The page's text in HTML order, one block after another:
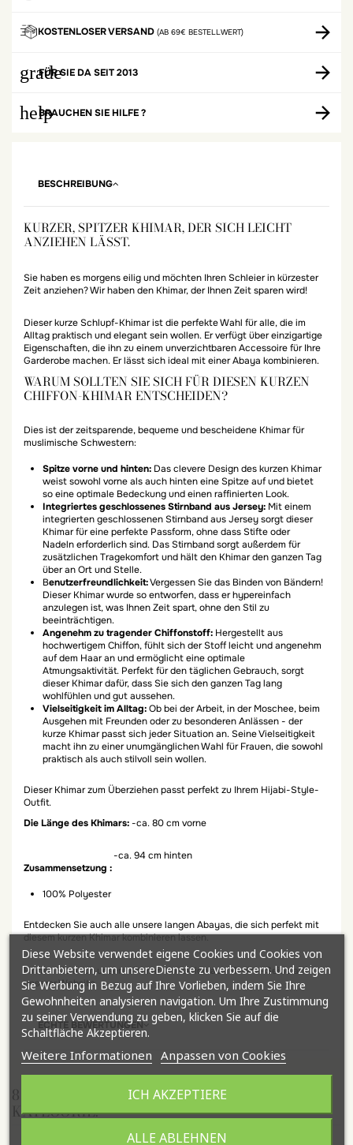
KOSTENLOSER VERSAND (AB 69€ BESTELLWERT)
grade
FÜR SIE DA SEIT 2013
helpBRAUCHEN SIE HILFE ?
BESCHREIBUNG
KURZER, SPITZER KHIMAR, DER SICH LEICHT
ANZIEHEN LÄSST.
Sie haben es morgens eilig und möchten Ihren Schleier in kürzester
Zeit anziehen? Wir haben den Khimar, der Ihnen Zeit sparen wird!
Dieser kurze Schlupf-Khimar ist die perfekte Wahl für alle, die im
Alltag praktisch und elegant sein wollen. Er verfügt über einzigartige
Eigenschaften, die ihn zu einem unverzichtbaren Accessoire für Ihre
Garderobe machen. Er lässt sich ideal mit einer Abaya kombinieren.
WARUM SOLLTEN SIE SICH FÜR DIESEN KURZEN
CHIFFON-KHIMAR ENTSCHEIDEN?
Dies ist der zeitsparende, bequeme und bescheidene Khimar für
muslimische Schwestern:
Spitze vorne und hinten: Das clevere Design des kurzen Khimar
weist sowohl vorne als auch hinten eine Spitze auf und bietet
so eine optimale Bedeckung und einen raffinierten Look.
Integriertes geschlossenes Stirnband aus Jersey: Mit einem
integrierten geschlossenen Stirnband aus Jersey sorgt dieser
Khimar für eine perfekte Passform, ohne dass Stifte oder
Nadeln erforderlich sind. Das Stirnband sorgt außerdem für
zusätzlichen Tragekomfort und hält den Khimar den ganzen Tag
über an Ort und Stelle.
Benutzerfreundlichkeit:Vergessen Sie das Binden von Bändern!
Dieser Khimar wurde so entworfen, dass er hypereinfach
anzulegen ist, was Ihnen Zeit spart, ohne den Stil zu
beeinträchtigen.
Angenehm zu tragender Chiffonstoff: Hergestellt aus
hochwertigem Chiffon, fühlt sich der Stoff leicht und angenehm
auf dem Haar an und ermöglicht eine optimale
Atmungsaktivität. Perfekt für den täglichen Gebrauch, sorgt
dieser Khimar dafür, dass Sie sich den ganzen Tag lang
wohlfühlen und gut aussehen.
Vielseitigkeit im Alltag:Ob bei der Arbeit, in der Moschee, beim
Ausgehen mit Freunden oder zu besonderen Anlässen - der
kurze Khimar passt sich jeder Situation an. Seine Vielseitigkeit
macht ihn zu einer unumgänglichen Wahl für Frauen, die sowohl
praktisch als auch stilvoll sein wollen.
Dieser Khimar zum Überziehen passt perfekt zu Ihrem Hijabi-Style-
Outfit.
Die Länge des Khimars:-ca. 80 cm vorne
-ca. 94 cm hinten
Zusammensetzung :
100% Polyester
Entdecken Sie auch alle unsere langen Abayas, die sich perfekt mit
diesem kurzen Khimar kombinieren lassen.
Finden Sie auch unsere Khimar-Kollektion aus Medina-Seide auf
unserer Website.
ECHTE BEWERTUNGEN
8 ANDERE ARTIKEL IN DER GLEICHEN
KATEGORIE:
Diese Website verwendet eigene Cookies und Cookies von
Drittanbietern, um unsereDienste zu verbessern. Und zeigen
Sie Werbung in Bezug auf Ihre Vorlieben, indem Sie Ihre
Gewohnheiten analysieren navigation. Um Ihre Zustimmung
zu seiner Verwendung zu geben, klicken Sie auf die
Schaltfläche Akzeptieren.
Weitere Informationen Anpassen von Cookies
ALLE ABLEHNEN
ICH AKZEPTIERE